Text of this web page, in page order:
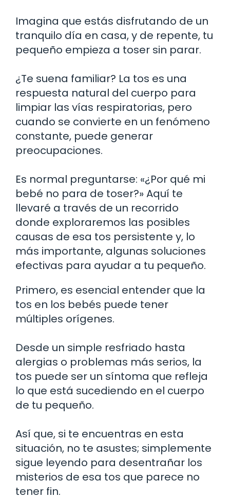
Imagina que estás disfrutando de un
tranquilo día en casa, y de repente, tu
pequeño empieza a toser sin parar.
¿Te suena familiar? La tos es una
respuesta natural del cuerpo para
limpiar las vías respiratorias, pero
cuando se convierte en un fenómeno
constante, puede generar
preocupaciones.
Es normal preguntarse: «¿Por qué mi
bebé no para de toser?» Aquí te
llevaré a través de un recorrido
donde exploraremos las posibles
causas de esa tos persistente y, lo
más importante, algunas soluciones
efectivas para ayudar a tu pequeño.
Primero, es esencial entender que la
tos en los bebés puede tener
múltiples orígenes.
Desde un simple resfriado hasta
alergias o problemas más serios, la
tos puede ser un síntoma que refleja
lo que está sucediendo en el cuerpo
de tu pequeño.
Así que, si te encuentras en esta
situación, no te asustes; simplemente
sigue leyendo para desentrañar los
misterios de esa tos que parece no
tener fin.